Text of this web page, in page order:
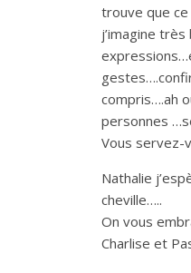
trouve que
j’imagine
compris….ah
personnes
Vous servez-
Nathalie
cheville…..
On vous
Charlise et